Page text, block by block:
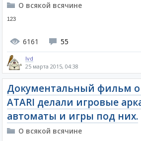
О всякой всячине
123
6161 55
lvd
25 марта 2015, 04:38
Документальный фильм о
ATARI делали игровые
автоматы и игры под них.
О всякой всячине